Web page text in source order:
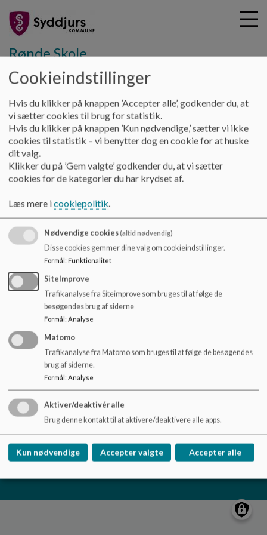
i
Rønde Skole
Hjem
Livduelighed i 7.-8. klasse
Information om "Livsduelighed"
Dokumenter mediebibliotek
Dokument
Livsduelighed - Rønde Skole .pdf
Rønde Skole
Skrejrupvej 1, 8410 Rønde
roende-skole@syddjurs.dk
87 53 50 50
EAN NR. 5798004440391
Sitemap
Cookie politik
Cookieindstillinger
Hvis du klikker på knappen ’Accepter alle’, godkender du, at
vi sætter cookies til brug for statistik.
Hvis du klikker på knappen ’Kun nødvendige,’ sætter vi ikke
cookies til statistik – vi benytter dog en cookie for at huske
dit valg.
Klikker du på ’Gem valgte’ godkender du, at vi sætter
cookies for de kategorier du har krydset af.
Læs mere icookiepolitik.
Nødvendige cookies(altid nødvendig)
Disse cookies gemmer dine valg om cookieindstillinger.
Formål: Funktionalitet
SiteImprove
Trafikanalyse fra Siteimprove som bruges til at følge de
besøgendes brug af siderne
Formål: Analyse
Matomo
Trafikanalyse fra Matomo som bruges til at følge de besøgendes
brug af siderne.
Formål: Analyse
Aktiver/deaktivér alle
Brug denne kontakt til at aktivere/deaktivere alle apps.
Kun nødvendige Accepter valgte Accepter alle